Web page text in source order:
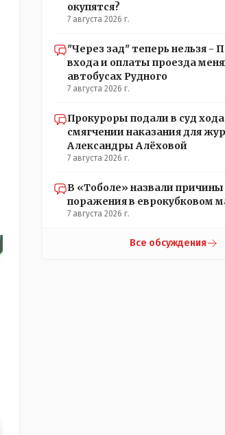
окупятся?
7 августа 2026 г.
"Через зад" теперь нельзя -
входа и оплаты проезда
автобусах Рудного
7 августа 2026 г.
Прокуроры подали в суд
смягчении наказания для
Александры Алёховой
7 августа 2026 г.
В «Тоболе» назвали причины
поражения в еврокубковом
7 августа 2026 г.
Все обсуждения